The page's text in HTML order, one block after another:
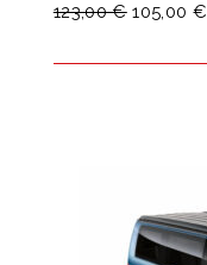
123,00 € 105,00 €